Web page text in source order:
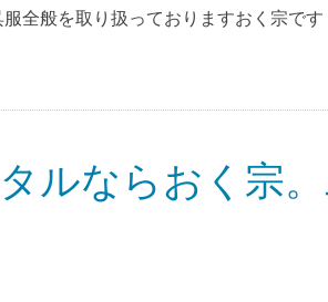
全般を取り扱っておりますおく宗で
ルならおく宗